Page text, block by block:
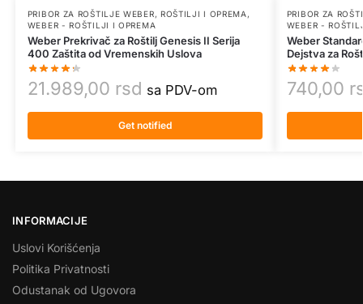
PRIBOR ZA ROŠTILJE WEBER, ROŠTILJI I OPREMA ,
WEBER - ROŠTILJI I OPREMA
Weber Prekrivač za Roštilj Genesis II Serija
400 Zaštita od Vremenskih Uslova
21.989,00 rsd sa PDV-om
Get notified
PRIBOR ZA
WEBER -
Weber
Dejstva za
740,00
INFORMACIJE
Uslovi Korišćenja
Politika Privatnosti
Odustanak od Ugovora